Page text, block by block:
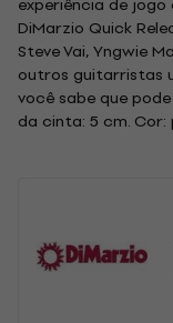
DiMarzio Quick
Steve Vai, Yngwie
outros guitarristas
você sabe que
da cinta: 5 cm.